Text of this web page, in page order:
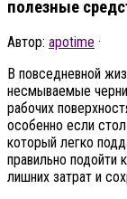
полезные
Автор: apotime ·
В повседневной
несмываемые
рабочих
особенно если
который легко
правильно подойти
лишних затрат и